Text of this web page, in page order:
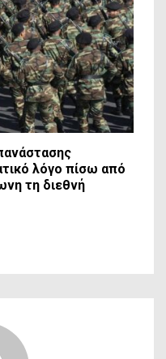
λόγο πίσω από
τη διεθνή